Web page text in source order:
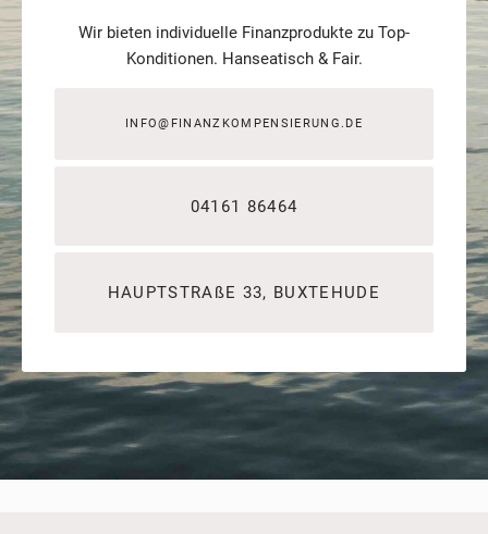
Wir bieten individuelle Finanzprodukte zu Top-
Konditionen. Hanseatisch & Fair.
INFO@FINANZKOMPENSIERUNG.DE
04161 86464
HAUPTSTRAßE 33, BUXTEHUDE